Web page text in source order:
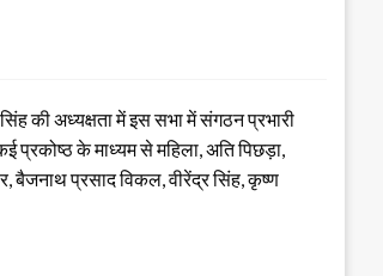
की अध्यक्षता में इस सभा में संगठन प्रभारी
प्रकोष्ठ के माध्यम से महिला, अति पिछड़ा,
बैजनाथ प्रसाद विकल, वीरेंद्र सिंह, कृष्ण